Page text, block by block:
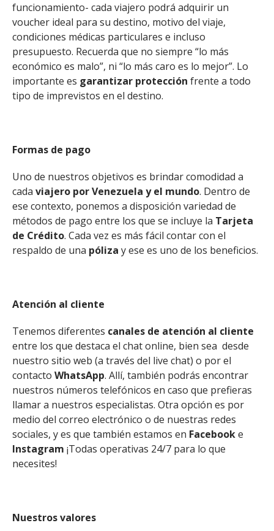
funcionamiento- cada viajero podrá adquirir un
voucher ideal para su destino, motivo del viaje,
condiciones médicas particulares e incluso
presupuesto. Recuerda que no siempre “lo más
económico es malo”, ni “lo más caro es lo mejor”. Lo
importante es garantizar protección frente a todo
tipo de imprevistos en el destino.
Formas de pago
Uno de nuestros objetivos es brindar comodidad a
cada viajero por Venezuela y el mundo. Dentro de
ese contexto, ponemos a disposición variedad de
métodos de pago entre los que se incluye la Tarjeta
de Crédito. Cada vez es más fácil contar con el
respaldo de una póliza y ese es uno de los beneficios.
Atención al cliente
Tenemos diferentes canales de atención al cliente
entre los que destaca el chat online, bien sea desde
nuestro sitio web (a través del live chat) o por el
contacto WhatsApp. Allí, también podrás encontrar
nuestros números telefónicos en caso que prefieras
llamar a nuestros especialistas. Otra opción es por
medio del correo electrónico o de nuestras redes
sociales, y es que también estamos en Facebooke
Instagram ¡Todas operativas 24/7 para lo que
necesites!
Nuestros valores